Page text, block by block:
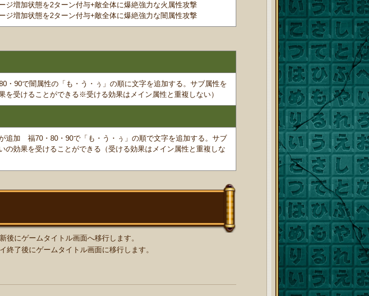
増加状態を2ターン付与+敵全体に爆絶強力な火属性攻撃
増加状態を2ターン付与+敵全体に爆絶強力な闇属性攻撃
90で闇属性の「も・う・ぅ」の順に文字を追加する。サブ属性を
を受けることができる※受ける効果はメイン属性と重複しない）
追加 福70・80・90で「も・う・ぅ」の順で文字を追加する。サブ
の効果を受けることができる（受ける効果はメイン属性と重複しな
後にゲームタイトル画面へ移行します。
終了後にゲームタイトル画面に移行します。